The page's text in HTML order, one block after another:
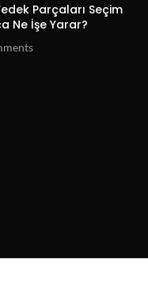
Parçaları Seçim
Ne İşe Yarar?